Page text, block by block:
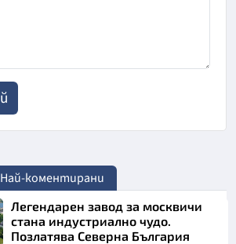
Най-коментирани
Легендарен завод за москвичи
стана индустриално чудо.
Позлатява Северна България